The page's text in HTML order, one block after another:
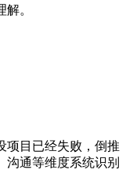
。
项目已经失败，倒推
沟通等维度系统识别